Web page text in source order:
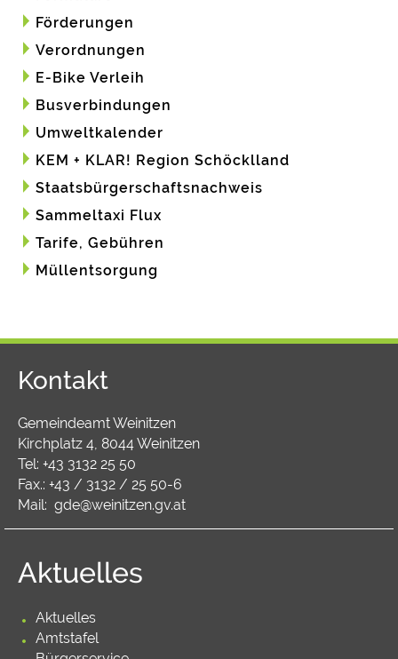
Förderungen
Verordnungen
E-Bike Verleih
Busverbindungen
Umweltkalender
KEM + KLAR! Region Schöcklland
Staatsbürgerschaftsnachweis
Sammeltaxi Flux
Tarife, Gebühren
Müllentsorgung
Kontakt
Gemeindeamt Weinitzen
Kirchplatz 4, 8044 Weinitzen
Tel: +43 3132 25 50
Fax.: +43 / 3132 / 25 50-6
Mail: gde@weinitzen.gv.at
Aktuelles
Aktuelles
Amtstafel